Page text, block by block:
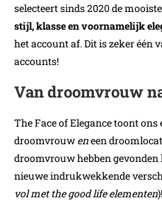
selecteert sinds 2020 de
stijl, klasse en voornamelijk
het account af. Dit is zeker één
accounts!
Van droomvrouw
The Face of Elegance toont
droomvrouw eneen
droomvrouw hebben gevonden
nieuwe indrukwekkende
vol met the good life elementen)!